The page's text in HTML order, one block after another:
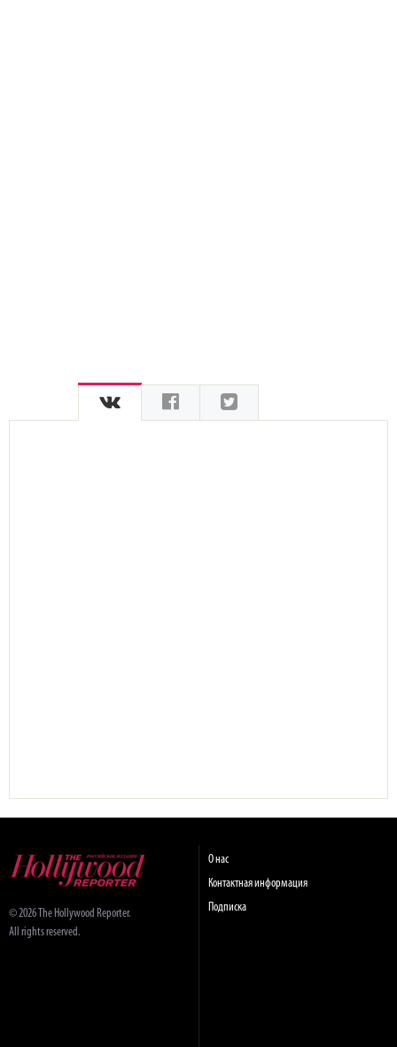
© 2026 The Hollywood Reporter.
All rights reserved.
О нас
Контактная информация
Подписка